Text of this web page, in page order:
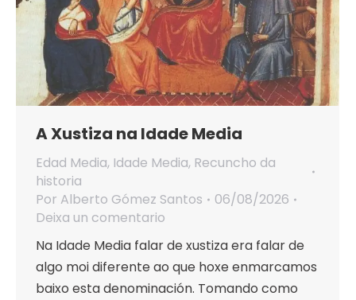
A Xustiza na Idade Media
Edad Media, Idade Media, Recuncho da
historia
Por Alberto Gómez Santos
06/08/2026
Deixa un comentario
Na Idade Media falar de xustiza era falar de
algo moi diferente ao que hoxe enmarcamos
baixo esta denominación. Tomando como